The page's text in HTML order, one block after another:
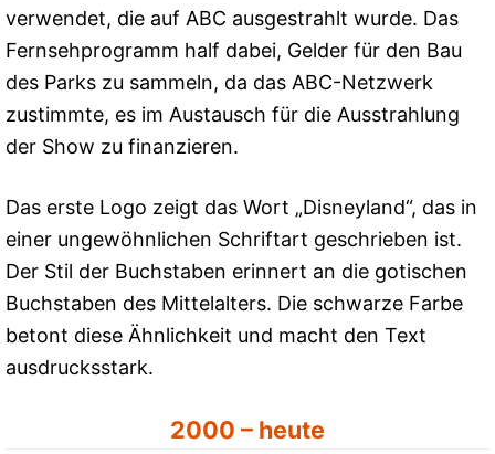
verwendet, die auf ABC ausgestrahlt wurde. Das
Fernsehprogramm half dabei, Gelder für den Bau
des Parks zu sammeln, da das ABC-Netzwerk
zustimmte, es im Austausch für die Ausstrahlung
der Show zu finanzieren.
Das erste Logo zeigt das Wort „Disneyland“, das in
einer ungewöhnlichen Schriftart geschrieben ist.
Der Stil der Buchstaben erinnert an die gotischen
Buchstaben des Mittelalters. Die schwarze Farbe
betont diese Ähnlichkeit und macht den Text
ausdrucksstark.
2000 – heute